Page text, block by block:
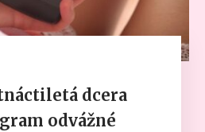
dcera
odvážné